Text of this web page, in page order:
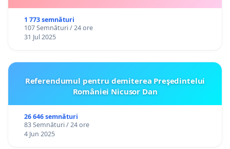
1 773 semnături
107 Semnături / 24 ore
31 Jul 2025
Referendumul pentru demiterea Preşedintelui
României Nicusor Dan
26 646 semnături
83 Semnături / 24 ore
4 Jun 2025